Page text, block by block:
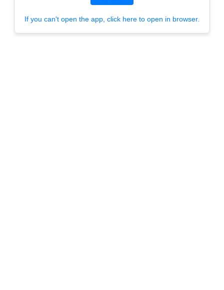
If you can't open the app, click here to open in browser.